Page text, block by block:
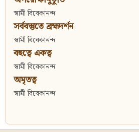
স্বামী বিবেকানন্দ
সর্ববস্তুতে ব্রহ্মদর্শন
স্বামী বিবেকানন্দ
বহুত্বে একত্ব
স্বামী বিবেকানন্দ
অমৃতত্ব
স্বামী বিবেকানন্দ